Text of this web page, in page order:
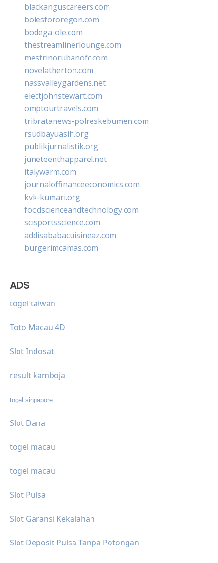
blackanguscareers.com
bolesfororegon.com
bodega-ole.com
thestreamlinerlounge.com
mestrinorubanofc.com
novelatherton.com
nassvalleygardens.net
electjohnstewart.com
omptourtravels.com
tribratanews-polreskebumen.com
rsudbayuasih.org
publikjurnalistik.org
juneteenthapparel.net
italywarm.com
journaloffinanceeconomics.com
kvk-kumari.org
foodscienceandtechnology.com
scisportsscience.com
addisababacuisineaz.com
burgerimcamas.com
ADS
togel taiwan
Toto Macau 4D
Slot Indosat
result kamboja
togel singapore
Slot Dana
togel macau
togel macau
Slot Pulsa
Slot Garansi Kekalahan
Slot Deposit Pulsa Tanpa Potongan